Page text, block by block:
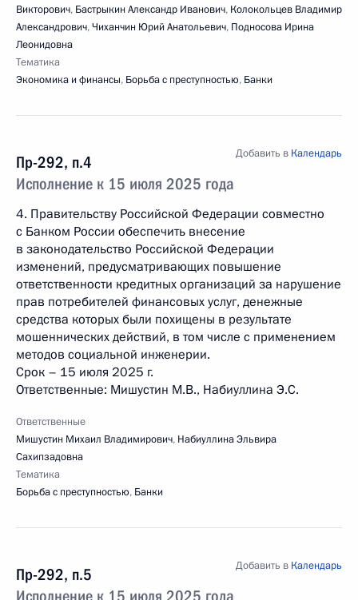
Викторович, Бастрыкин Александр Иванович, Колокольцев Владимир
Александрович,Чиханчин Юрий Анатольевич, Подносова Ирина
Леонидовна
Тематика
Экономика и финансы, Борьба с преступностью, Банки
Пр-292, п.4
Исполнение к 15 июля 2025 года
Добавить в Календарь
4. Правительству Российской Федерации совместно
с Банком России обеспечить внесение
в законодательство Российской Федерации
изменений, предусматривающих повышение
ответственности кредитных организаций за нарушение
прав потребителей финансовых услуг, денежные
средства которых были похищены в результате
мошеннических действий, в том числе с применением
методов социальной инженерии.
Срок – 15 июля 2025 г.
Ответственные: Мишустин М.В., Набиуллина Э.С.
Ответственные
Мишустин Михаил Владимирович, Набиуллина Эльвира
Сахипзадовна
Тематика
Борьба с преступностью, Банки
Пр-292, п.5
Исполнение к 15 июля 2025 года
Добавить в Календарь